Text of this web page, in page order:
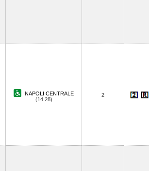
NAPOLI CENTRALE
(14.28)
2